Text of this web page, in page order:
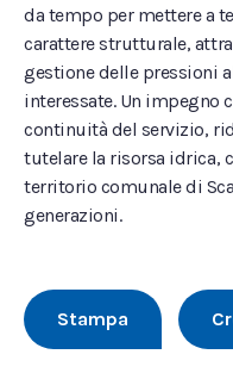
da tempo per mettere a
carattere strutturale,
gestione delle pressioni
interessate. Un impegno
continuità del servizio,
tutelare la risorsa idrica,
territorio comunale di
generazioni.
Stampa